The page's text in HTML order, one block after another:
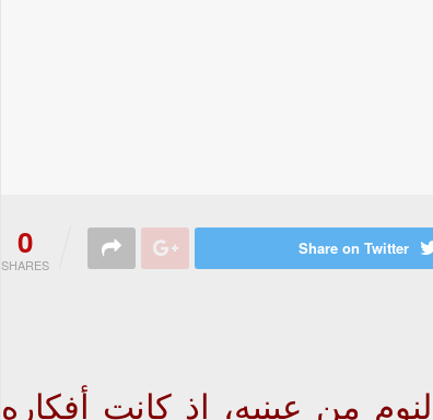
0
SHARES
Share on Twitter
من عينيه، إذ كانت أفكاره